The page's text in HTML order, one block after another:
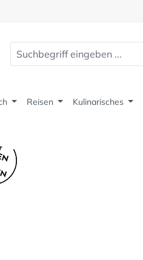
Reisen Kulinarisches